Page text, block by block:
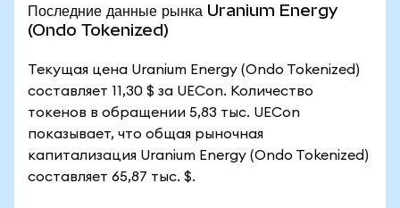
Последние данные рынка Uranium Energy
(Ondo Tokenized)
Текущая цена Uranium Energy (Ondo Tokenized)
составляет 11,30 $ за UECon. Количество
токенов в обращении 5,83 тыс. UECon
показывает, что общая рыночная
капитализация Uranium Energy (Ondo Tokenized)
составляет 65,87 тыс. $.